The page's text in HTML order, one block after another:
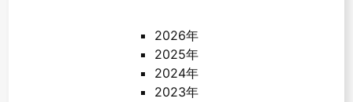
2026年
2025年
2024年
2023年